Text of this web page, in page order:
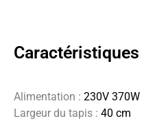
Caractéristiques
Alimentation : 230V 370W
Largeur du tapis : 40 cm